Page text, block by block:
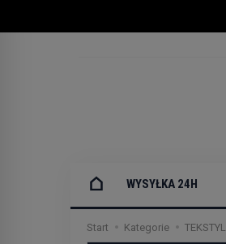
WYSYŁKA 24H
Start Kategorie